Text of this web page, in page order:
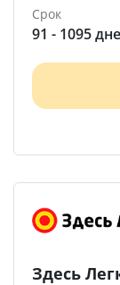
Срок
91 - 1095
Здесь